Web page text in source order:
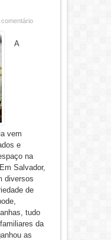
A
vem
e
na
Salvador,
diversos
de
tudo
da
as